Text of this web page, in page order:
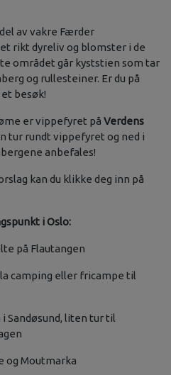
av vakre Færder
rikt dyreliv og blomster i de
området går kyststien som tar
og rullesteiner. Er du på
besøk!
er vippefyret på Verdens
tur rundt vippefyret og ned i
anbefales!
kan du klikke deg inn på
i Oslo:
på Flautangen
camping eller fricampe til
i Sandøsund, liten tur til
og Moutmarka